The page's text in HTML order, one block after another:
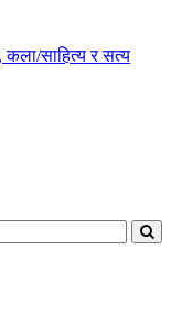
कला/साहित्य र सत्य